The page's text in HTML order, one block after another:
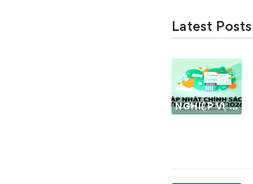
Latest Posts
NGHIỆP VỤ KẾ TOÁN & THUẾ